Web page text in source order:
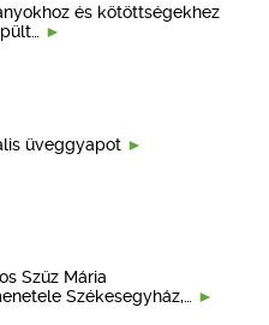
és kötöttségekhez
üveggyapot
Szűz Mária
Székesegyház,…